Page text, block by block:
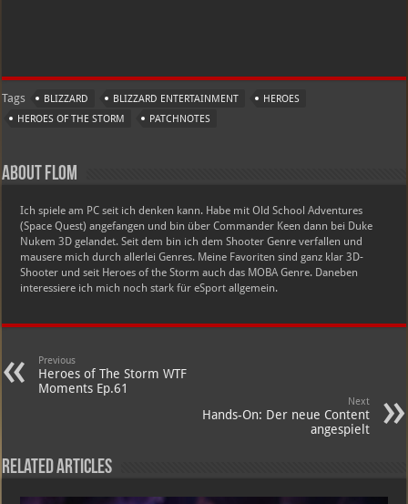
Tags BLIZZARD BLIZZARD ENTERTAINMENT
HEROES
HEROES OF THE STORM
PATCHNOTES
About Flom
Ich spiele am PC seit ich denken kann. Habe mit Old School Adventures
(Space Quest) angefangen und bin über Commander Keen dann bei Duke
Nukem 3D gelandet. Seit dem bin ich dem Shooter Genre verfallen und
mausere mich durch allerlei Genres. Meine Favoriten sind ganz klar 3D-
Shooter und seit Heroes of the Storm auch das MOBA Genre. Daneben
interessiere ich mich noch stark für eSport allgemein.
Previous
Heroes of The Storm WTF
Moments Ep.61
Next
Hands-On: Der neue Content
angespielt
Related Articles